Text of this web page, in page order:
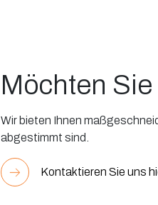
Möchten
Wir bieten Ihnen
abgestimmt sind.
Kontaktieren Sie uns